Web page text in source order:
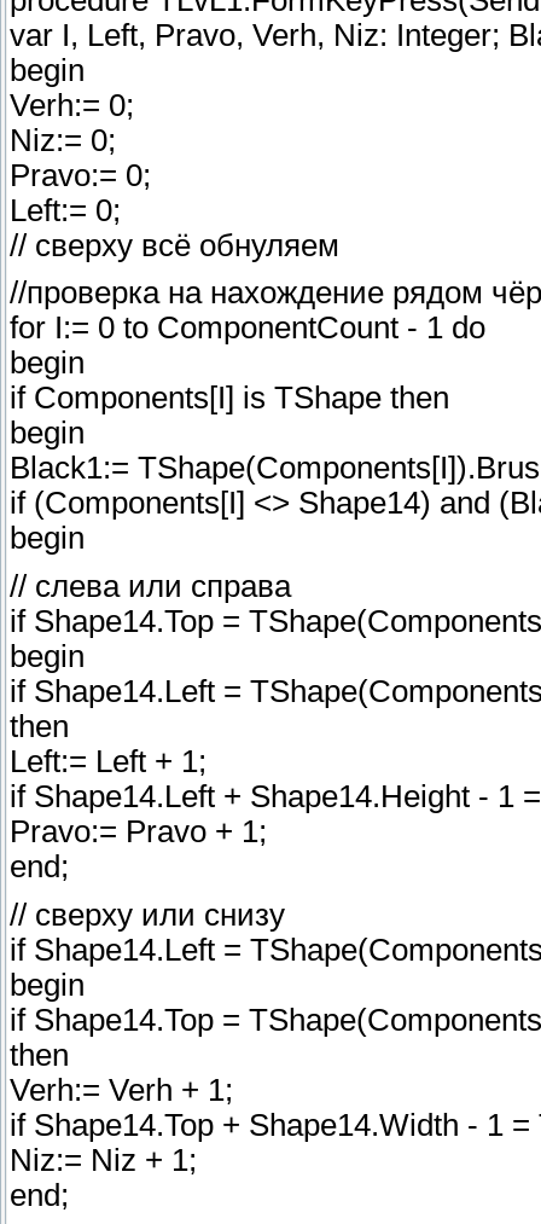
var I, Left, Pravo, Verh, Niz: Integer;
begin
Verh:= 0;
Niz:= 0;
Pravo:= 0;
Left:= 0;
// сверху всё обнуляем
//проверка на нахождение рядом
for I:= 0 to ComponentCount - 1 do
begin
if Components[I] is TShape then
begin
Black1:=
if (Components[I] <> Shape14) and
begin
// слева или справа
if Shape14.Top =
begin
if Shape14.Left =
then
Left:= Left + 1;
if Shape14.Left + Shape14.Height - 1
Pravo:= Pravo + 1;
end;
// сверху или снизу
if Shape14.Left =
begin
if Shape14.Top =
then
Verh:= Verh + 1;
if Shape14.Top + Shape14.Width - 1
Niz:= Niz + 1;
end;